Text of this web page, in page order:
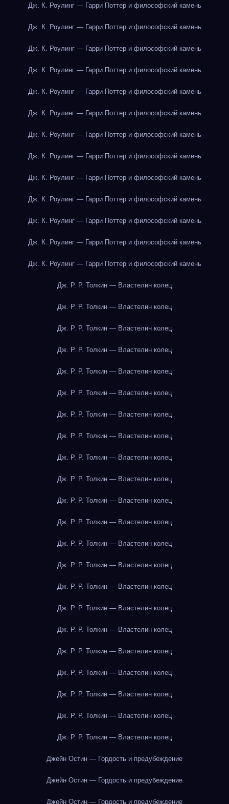
Дж. К. Роулинг — Гарри Поттер и философский камень
Дж. К. Роулинг — Гарри Поттер и философский камень
Дж. К. Роулинг — Гарри Поттер и философский камень
Дж. К. Роулинг — Гарри Поттер и философский камень
Дж. К. Роулинг — Гарри Поттер и философский камень
Дж. К. Роулинг — Гарри Поттер и философский камень
Дж. К. Роулинг — Гарри Поттер и философский камень
Дж. К. Роулинг — Гарри Поттер и философский камень
Дж. К. Роулинг — Гарри Поттер и философский камень
Дж. К. Роулинг — Гарри Поттер и философский камень
Дж. К. Роулинг — Гарри Поттер и философский камень
Дж. К. Роулинг — Гарри Поттер и философский камень
Дж. К. Роулинг — Гарри Поттер и философский камень
Дж. Р. Р. Толкин — Властелин колец
Дж. Р. Р. Толкин — Властелин колец
Дж. Р. Р. Толкин — Властелин колец
Дж. Р. Р. Толкин — Властелин колец
Дж. Р. Р. Толкин — Властелин колец
Дж. Р. Р. Толкин — Властелин колец
Дж. Р. Р. Толкин — Властелин колец
Дж. Р. Р. Толкин — Властелин колец
Дж. Р. Р. Толкин — Властелин колец
Дж. Р. Р. Толкин — Властелин колец
Дж. Р. Р. Толкин — Властелин колец
Дж. Р. Р. Толкин — Властелин колец
Дж. Р. Р. Толкин — Властелин колец
Дж. Р. Р. Толкин — Властелин колец
Дж. Р. Р. Толкин — Властелин колец
Дж. Р. Р. Толкин — Властелин колец
Дж. Р. Р. Толкин — Властелин колец
Дж. Р. Р. Толкин — Властелин колец
Дж. Р. Р. Толкин — Властелин колец
Дж. Р. Р. Толкин — Властелин колец
Дж. Р. Р. Толкин — Властелин колец
Дж. Р. Р. Толкин — Властелин колец
Джейн Остин — Гордость и предубеждение
Джейн Остин — Гордость и предубеждение
Джейн Остин — Гордость и предубеждение